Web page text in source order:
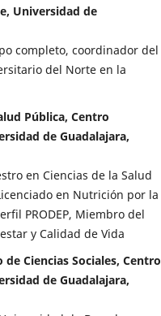
Universidad de
completo, coordinador del
del Norte en la
Pública, Centro
de Guadalajara,
en Ciencias de la Salud
en Nutrición por la
PRODEP, Miembro del
y Calidad de Vida
Ciencias Sociales, Centro
de Guadalajara,